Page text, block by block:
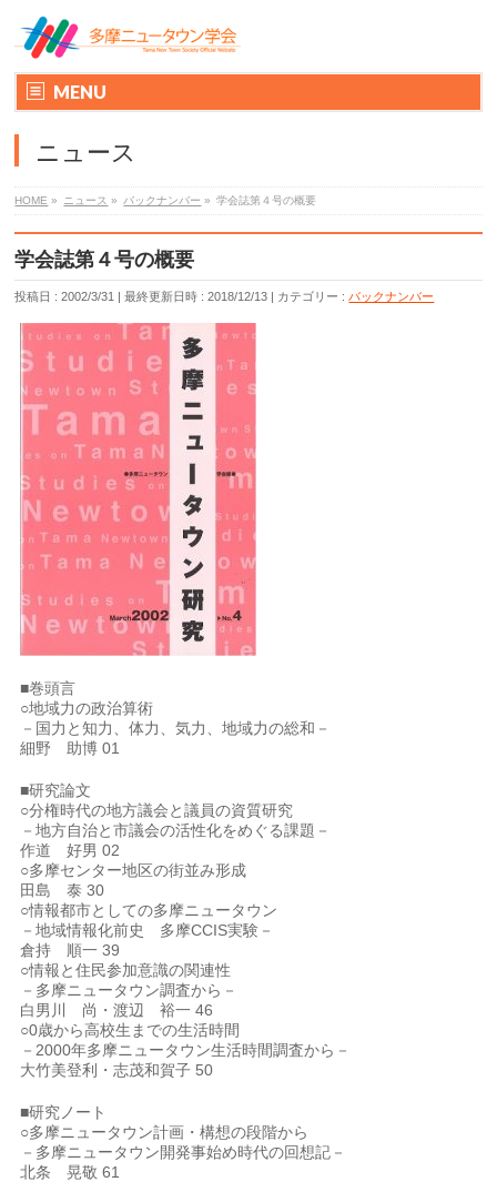
MENU
ニュース
HOME » ニュース » バックナンバー » 学会誌第４号の概要
学会誌第４号の概要
投稿日 : 2002/3/31 最終更新日時 : 2018/12/13 カテゴリー :バックナンバー
■巻頭言
○地域力の政治算術
－国力と知力、体力、気力、地域力の総和－
細野 助博 01
■研究論文
○分権時代の地方議会と議員の資質研究
－地方自治と市議会の活性化をめぐる課題－
作道 好男 02
○多摩センター地区の街並み形成
田島 泰 30
○情報都市としての多摩ニュータウン
－地域情報化前史 多摩CCIS実験－
倉持 順一 39
○情報と住民参加意識の関連性
－多摩ニュータウン調査から－
白男川 尚・渡辺 裕一 46
○0歳から高校生までの生活時間
－2000年多摩ニュータウン生活時間調査から－
大竹美登利・志茂和賀子 50
■研究ノート
○多摩ニュータウン計画・構想の段階から
－多摩ニュータウン開発事始め時代の回想記－
北条 晃敬 61